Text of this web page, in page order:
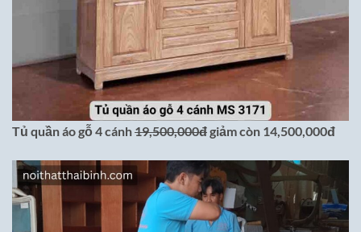
Tủ quần áo gỗ 4 cánh19,500,000đgiảm còn 14,500,000đ